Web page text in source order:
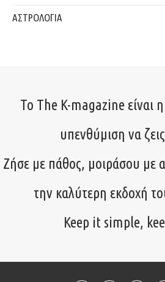
ΑΣΤΡΟΛΟΓΙΑ
Το The K-magazine είναι
υπενθύμιση να
Ζήσε με πάθος, μοιράσου με
την καλύτερη εκδοχή
Keep it simple,